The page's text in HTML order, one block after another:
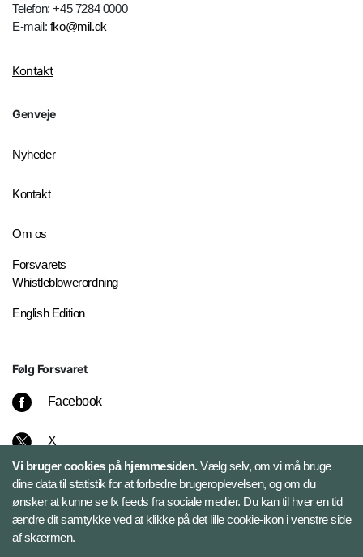
Telefon: +45 7284 0000
E-mail: fko@mil.dk
Kontakt
Genveje
Nyheder
Kontakt
Om os
Forsvarets
Whistleblowerordning
English Edition
Følg Forsvaret
Facebook
X
Instagram
Bluesky
Vi bruger cookies på hjemmesiden.Vælg selv, om vi må bruge
dine data til statistik for at forbedre brugeroplevelsen, og om du
ønsker at kunne se fx feeds fra sociale medier. Du kan til hver en tid
ændre dit samtykke ved at klikke på det lille cookie-ikon i venstre side
af skærmen.